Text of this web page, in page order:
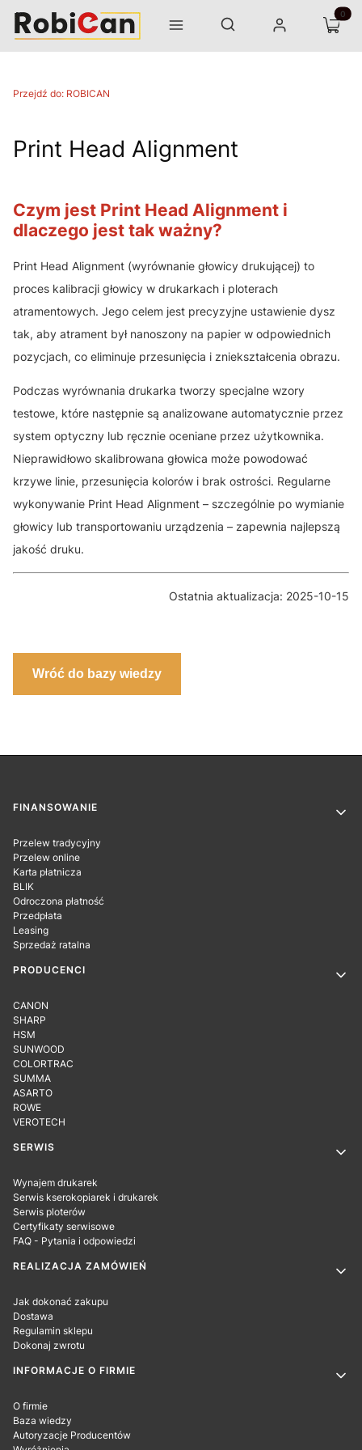
Menu Otwórz wyszukiwarkę
Szukaj Zaloguj się Koszyk
Przejdź do: ROBICAN
Print Head Alignment
Czym jest Print Head Alignment i
dlaczego jest tak ważny?
Print Head Alignment (wyrównanie głowicy drukującej) to
proces kalibracji głowicy w drukarkach i ploterach
atramentowych. Jego celem jest precyzyjne ustawienie dysz
tak, aby atrament był nanoszony na papier w odpowiednich
pozycjach, co eliminuje przesunięcia i zniekształcenia obrazu.
Podczas wyrównania drukarka tworzy specjalne wzory
testowe, które następnie są analizowane automatycznie przez
system optyczny lub ręcznie oceniane przez użytkownika.
Nieprawidłowo skalibrowana głowica może powodować
krzywe linie, przesunięcia kolorów i brak ostrości. Regularne
wykonywanie Print Head Alignment – szczególnie po wymianie
głowicy lub transportowaniu urządzenia – zapewnia najlepszą
jakość druku.
Ostatnia aktualizacja: 2025-10-15
Wróć do bazy wiedzy
Linki w stopce
FINANSOWANIE
Przelew tradycyjny
Przelew online
Karta płatnicza
BLIK
Odroczona płatność
Przedpłata
Leasing
Sprzedaż ratalna
PRODUCENCI
CANON
SHARP
HSM
SUNWOOD
COLORTRAC
SUMMA
ASARTO
ROWE
VEROTECH
SERWIS
Wynajem drukarek
Serwis kserokopiarek i drukarek
Serwis ploterów
Certyfikaty serwisowe
FAQ - Pytania i odpowiedzi
REALIZACJA ZAMÓWIEŃ
Jak dokonać zakupu
Dostawa
Regulamin sklepu
Dokonaj zwrotu
INFORMACJE O FIRMIE
O firmie
Baza wiedzy
Autoryzacje Producentów